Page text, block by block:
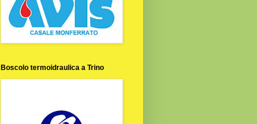
Boscolo termoidraulica a Trino